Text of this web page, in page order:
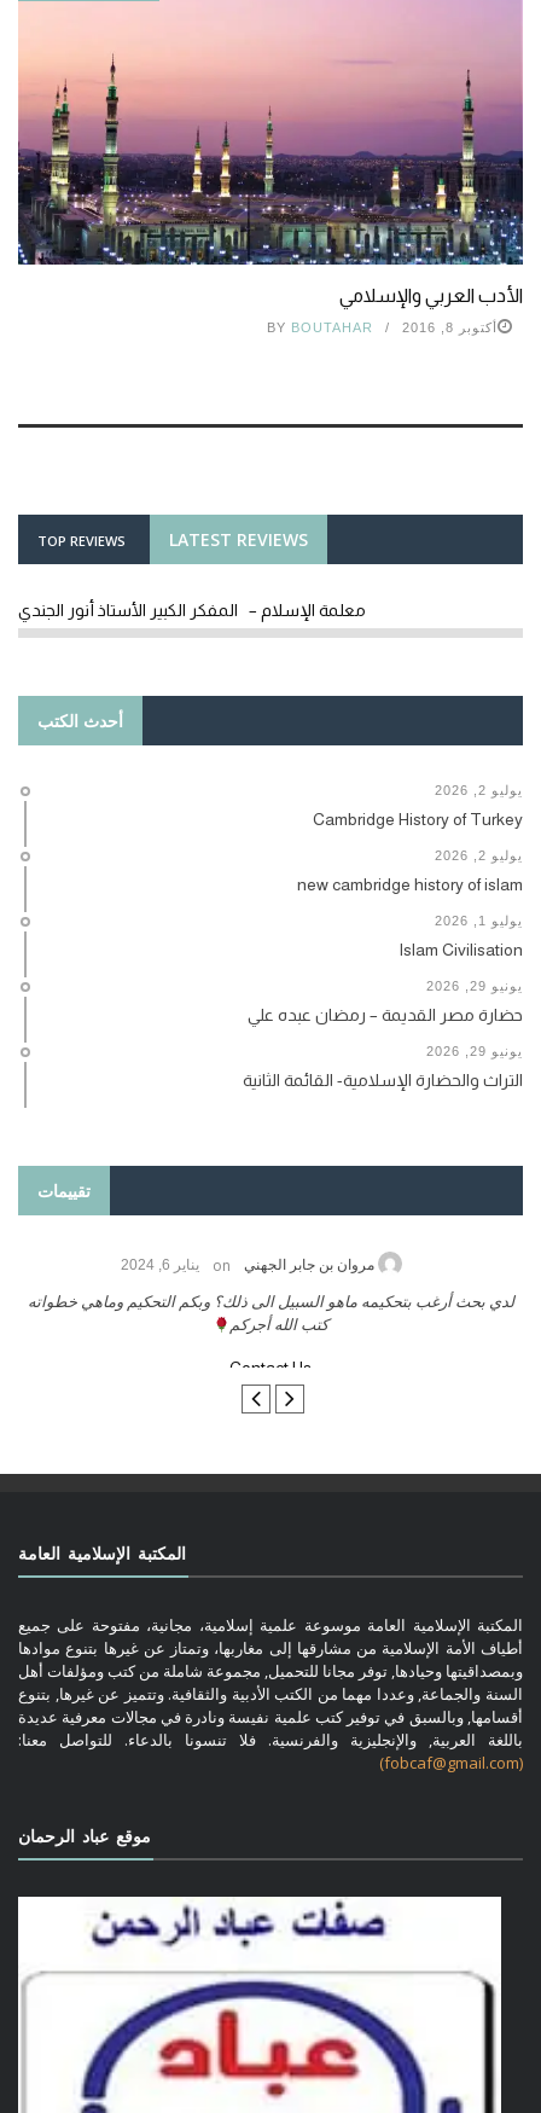
الأدب العربي والإسلامي
أكتوبر 8, 2016 BY BOUTAHAR
LATEST REVIEWS
TOP REVIEWS
معلمة الإسلام – المفكر الكبير الأستاذ أنور الجندي
أحدث الكتب
يوليو 2, 2026
Cambridge History of Turkey
يوليو 2, 2026
new cambridge history of islam
يوليو 1, 2026
Islam Civilisation
يونيو 29, 2026
حضارة مصر القديمة – رمضان عبده علي
يونيو 29, 2026
التراث والحضارة الإسلامية- القائمة الثانية
تقييمات
لدي بحث أرغب بتحكيمه
on يناير 25, 2026
ورحمة الله وبركاتة أرغب بنشر كتابي معكم
المكتبة الإسلامية العامة
المكتبة الإسلامية العامة موسوعة علمية إسلامية، مجانية، مفتوحة على جميع
أطياف الأمة الإسلامية من مشارقها إلى مغاربها، وتمتاز عن غيرها بتنوع موادها
وبمصداقيتها وحيادها, توفر مجانا للتحميل, مجموعة شاملة من كتب ومؤلفات أهل
السنة والجماعة, وعددا مهما من الكتب الأدبية والثقافية. وتتميز عن غيرها, بتنوع
أقسامها, وبالسبق في توفير كتب علمية نفيسة ونادرة في مجالات معرفية عديدة
باللغة العربية, والإنجليزية والفرنسية. فلا تنسونا بالدعاء. للتواصل معنا:
(fobcaf@gmail.com)
موقع عباد الرحمان